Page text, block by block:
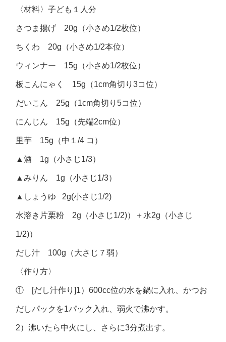
〈材料〉子ども１人分
さつま揚げ 20g（小さめ1/2枚位）
ちくわ 20g（小さめ1/2本位）
ウィンナー 15g（小さめ1/2枚位）
板こんにゃく 15g（1cm角切り3コ位）
だいこん 25g（1cm角切り5コ位）
にんじん 15g（先端2cm位）
里芋 15g（中１/4 コ）
▲酒 1g（小さじ1/3）
▲みりん 1g（小さじ1/3）
▲しょうゆ 2g(小さじ1/2)
水溶き片栗粉 2g（小さじ1/2)）＋水2g（小さじ
1/2)）
だし汁 100g（大さじ７弱）
〈作り方〉
① [だし汁作り]1）600cc位の水を鍋に入れ、かつお
だしパックを1パック入れ、弱火で沸かす。
2）沸いたら中火にし、さらに3分煮出す。